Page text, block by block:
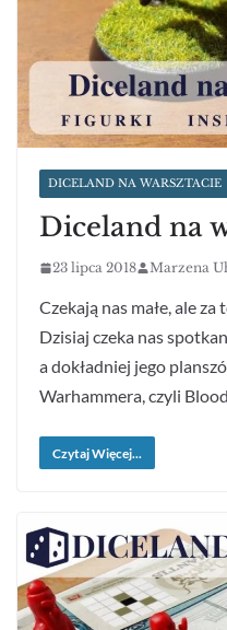
DICELAND NA WARSZTACIE
Diceland na
23 lipca 2018 Marzena
Czekają nas małe, ale
Dzisiaj czeka nas
a dokładniej jego
Warhammera, czyli
Czytaj Więcej...